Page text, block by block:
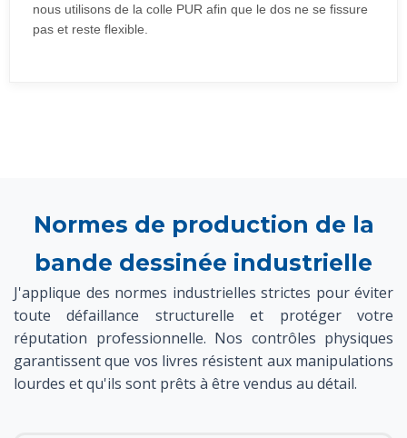
nous utilisons de la colle PUR afin que le dos ne se fissure
pas et reste flexible.
Normes de production de la
bande dessinée industrielle
J'applique des normes industrielles strictes pour éviter
toute défaillance structurelle et protéger votre
réputation professionnelle. Nos contrôles physiques
garantissent que vos livres résistent aux manipulations
lourdes et qu'ils sont prêts à être vendus au détail.